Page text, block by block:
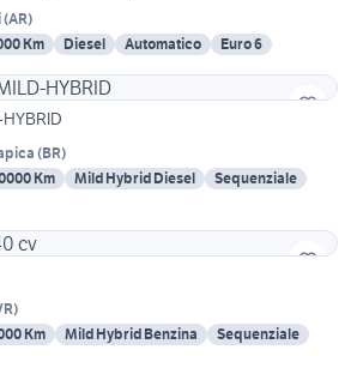
(AR)
Km Diesel Automatico
Euro 6
MILD-HYBRID
(BR)
Km Mild Hybrid Diesel
Sequenziale
)
Km Mild Hybrid Benzina
Sequenziale